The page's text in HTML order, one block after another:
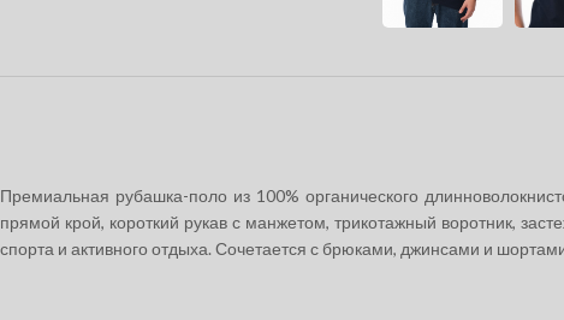
Премиальная рубашка-поло из 100% органического
прямой крой, короткий рукав с манжетом, трикотажный воротник,
спорта и активного отдыха. Сочетается с брюками, джинсами и